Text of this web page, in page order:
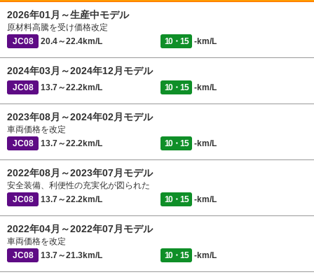
2026年01月～生産中モデル
原材料高騰を受け価格改定
JC08
20.4～22.4km/L 10・15 -km/L
2024年03月～2024年12月モデル
JC08 13.7～22.2km/L 10・15 -km/L
2023年08月～2024年02月モデル
車両価格を改定
JC08
13.7～22.2km/L 10・15 -km/L
2022年08月～2023年07月モデル
安全装備、利便性の充実化が図られた
JC08
13.7～22.2km/L 10・15 -km/L
2022年04月～2022年07月モデル
車両価格を改定
JC08
13.7～21.3km/L 10・15 -km/L